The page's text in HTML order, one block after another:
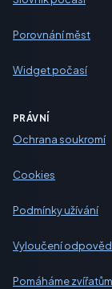
Porovnání měst
Widget počasí
PRÁVNÍ
Ochrana soukromí
Cookies
Podmínky užívání
Vyloučení
Pomáháme zvířatům